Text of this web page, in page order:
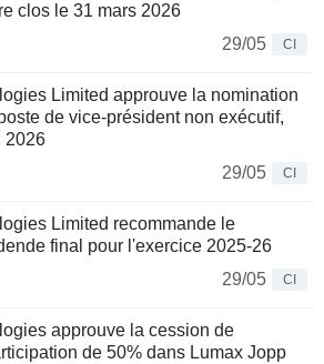
clos le 31 mars 2026
29/05
CI
Limited approuve la nomination
de vice-président non exécutif,
2026
29/05
CI
Limited recommande le
final pour l'exercice 2025-26
29/05
CI
approuve la cession de
de 50% dans Lumax Jopp